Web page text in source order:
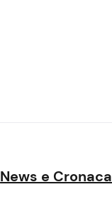
News e Cronaca